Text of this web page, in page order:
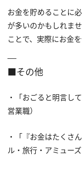
お金を貯めることに
が多いのかもしれま
ことで、実際にお金
■その他
・「おごると明言し
営業職）
・「『お金はたくさ
ル・旅行・アミュー